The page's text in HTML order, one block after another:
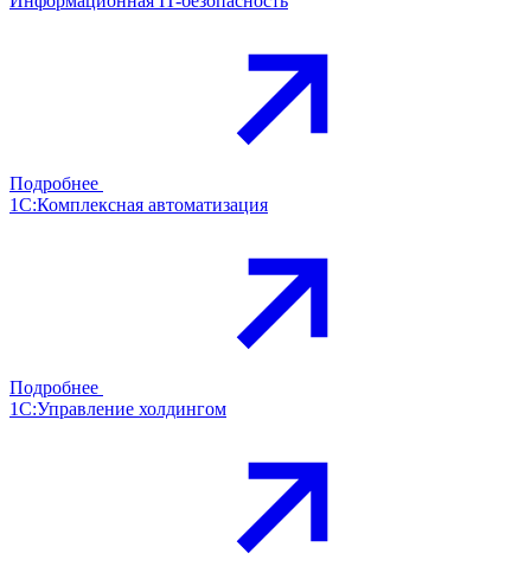
Подробнее
1С:Комплексная автоматизация
Подробнее
1С:Управление холдингом